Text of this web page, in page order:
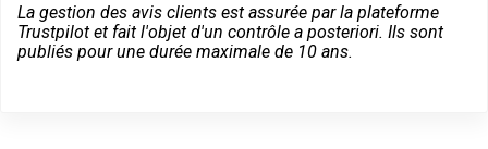
La gestion des avis clients est assurée par la plateforme
Trustpilot et fait l'objet d'un contrôle a posteriori. Ils sont
publiés pour une durée maximale de 10 ans.